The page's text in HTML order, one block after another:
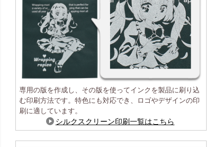
専用の版を作成し、その版を使ってインクを製品に刷り込
む印刷方法です。特色にも対応でき、ロゴやデザインの印
刷に適しています。
シルクスクリーン印刷一覧はこちら